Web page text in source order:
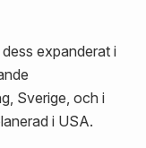
expanderat i
Sverige, och i
i USA.